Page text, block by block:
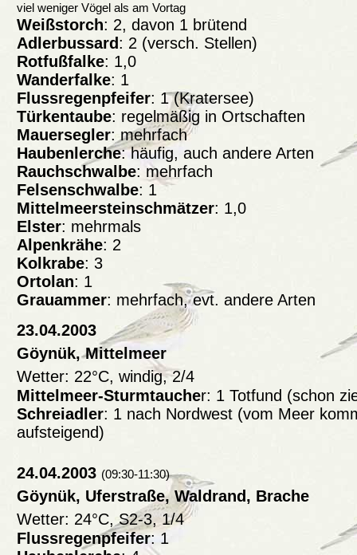
viel weniger Vögel als am Vortag
Weißstorch: 2, davon 1 brütend
Adlerbussard: 2 (versch. Stellen)
Rotfußfalke: 1,0
Wanderfalke: 1
Flussregenpfeifer: 1 (Kratersee)
Türkentaube: regelmäßig in Ortschaften
Mauersegler: mehrfach
Haubenlerche: häufig, auch andere Arten
Rauchschwalbe: mehrfach
Felsenschwalbe: 1
Mittelmeersteinschmätzer: 1,0
Elster: mehrmals
Alpenkrähe: 2
Kolkrabe: 3
Ortolan: 1
Grauammer: mehrfach, evt. andere Arten
23.04.2003
Göynük, Mittelmeer
Wetter: 22°C, windig, 2/4
Mittelmeer-Sturmtaucher: 1 Totfund (schon
Schreiadler: 1 nach Nordwest (vom Meer
aufsteigend)
24.04.2003 (09:30-11:30)
Göynük, Uferstraße, Waldrand, Brache
Wetter: 24°C, S2-3, 1/4
Flussregenpfeifer: 1